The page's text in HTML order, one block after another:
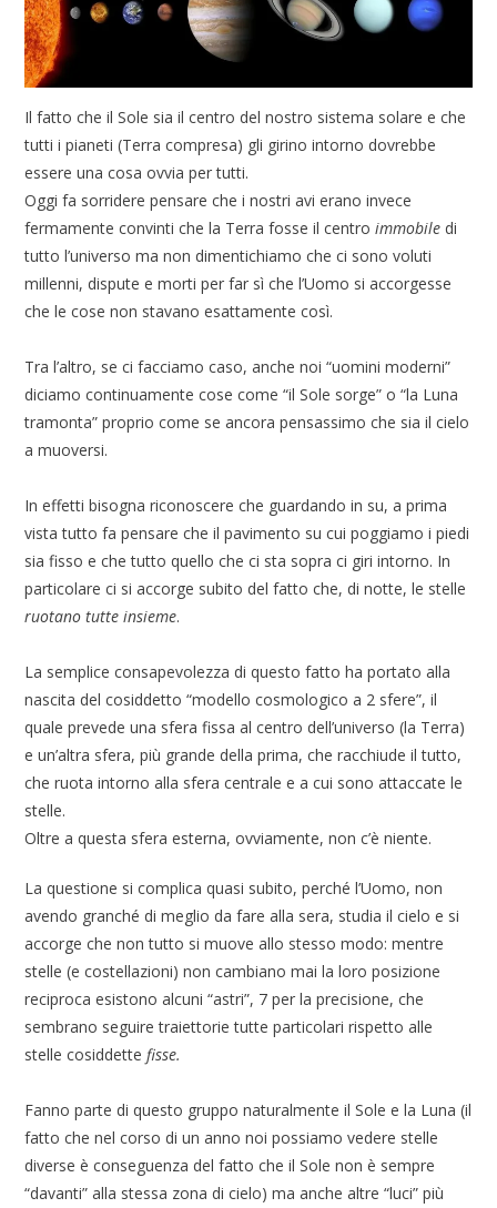
Il fatto che il Sole sia il centro del nostro sistema solare e che
tutti i pianeti (Terra compresa) gli girino intorno dovrebbe
essere una cosa ovvia per tutti.
Oggi fa sorridere pensare che i nostri avi erano invece
fermamente convinti che la Terra fosse il centroimmobile di
tutto l’universo ma non dimentichiamo che ci sono voluti
millenni, dispute e morti per far sì che l’Uomo si accorgesse
che le cose non stavano esattamente così.
Tra l’altro, se ci facciamo caso, anche noi “uomini moderni”
diciamo continuamente cose come “il Sole sorge” o “la Luna
tramonta” proprio come se ancora pensassimo che sia il cielo
a muoversi.
In effetti bisogna riconoscere che guardando in su, a prima
vista tutto fa pensare che il pavimento su cui poggiamo i piedi
sia fisso e che tutto quello che ci sta sopra ci giri intorno. In
particolare ci si accorge subito del fatto che, di notte, le stelle
ruotano tutte insieme.
La semplice consapevolezza di questo fatto ha portato alla
nascita del cosiddetto “modello cosmologico a 2 sfere”, il
quale prevede una sfera fissa al centro dell’universo (la Terra)
e un’altra sfera, più grande della prima, che racchiude il tutto,
che ruota intorno alla sfera centrale e a cui sono attaccate le
stelle.
Oltre a questa sfera esterna, ovviamente, non c’è niente.
La questione si complica quasi subito, perché l’Uomo, non
avendo granché di meglio da fare alla sera, studia il cielo e si
accorge che non tutto si muove allo stesso modo: mentre
stelle (e costellazioni) non cambiano mai la loro posizione
reciproca esistono alcuni “astri”, 7 per la precisione, che
sembrano seguire traiettorie tutte particolari rispetto alle
stelle cosiddette fisse.
Fanno parte di questo gruppo naturalmente il Sole e la Luna (il
fatto che nel corso di un anno noi possiamo vedere stelle
diverse è conseguenza del fatto che il Sole non è sempre
“davanti” alla stessa zona di cielo) ma anche altre “luci” più